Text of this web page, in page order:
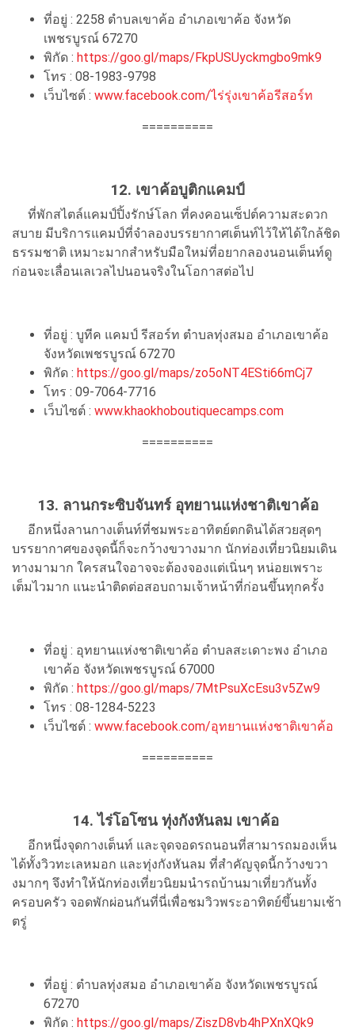
ที่อยู่ : 2258 ตำบลเขาค้อ อำเภอเขาค้อ จังหวัด
เพชรบูรณ์ 67270
พิกัด : https://goo.gl/maps/FkpUSUyckmgbo9mk9
โทร : 08-1983-9798
เว็บไซต์ : www.facebook.com/ไร่รุ่งเขาค้อรีสอร์ท
==========
12. เขาค้อบูติกแคมป์
ที่พักสไตล์แคมป์ปิ้งรักษ์โลก ที่คงคอนเซ็ปต์ความสะดวก
สบาย มีบริการแคมป์ที่จำลองบรรยากาศเต็นท์ไว้ให้ได้ใกล้ชิด
ธรรมชาติ เหมาะมากสำหรับมือใหม่ที่อยากลองนอนเต็นท์ดู
ก่อนจะเลื่อนเลเวลไปนอนจริงในโอกาสต่อไป
ที่อยู่ : บูทีค แคมป์ รีสอร์ท ตำบลทุ่งสมอ อำเภอเขาค้อ
จังหวัดเพชรบูรณ์ 67270
พิกัด : https://goo.gl/maps/zo5oNT4ESti66mCj7
โทร : 09-7064-7716
เว็บไซต์ : www.khaokhoboutiquecamps.com
==========
13. ลานกระซิบจันทร์ อุทยานแห่งชาติเขาค้อ
อีกหนึ่งลานกางเต็นท์ที่ชมพระอาทิตย์ตกดินได้สวยสุดๆ
บรรยากาศของจุดนี้ก็จะกว้างขวางมาก นักท่องเที่ยวนิยมเดิน
ทางมามาก ใครสนใจอาจจะต้องจองแต่เนิ่นๆ หน่อยเพราะ
เต็มไวมาก แนะนำติดต่อสอบถามเจ้าหน้าที่ก่อนขึ้นทุกครั้ง
ที่อยู่ : อุทยานแห่งชาติเขาค้อ ตำบลสะเดาะพง อำเภอ
เขาค้อ จังหวัดเพชรบูรณ์ 67000
พิกัด : https://goo.gl/maps/7MtPsuXcEsu3v5Zw9
โทร : 08-1284-5223
เว็บไซต์ : www.facebook.com/อุทยานแห่งชาติเขาค้อ
==========
14.ไร่โอโซน ทุ่งกังหันลม เขาค้อ
อีกหนึ่งจุดกางเต็นท์ และจุดจอดรถนอนที่สามารถมองเห็น
ได้ทั้งวิวทะเลหมอก และทุ่งกังหันลม ที่สำคัญจุดนี้กว้างขวา
งมากๆ จึงทำให้นักท่องเที่ยวนิยมนำรถบ้านมาเที่ยวกันทั้ง
ครอบครัว จอดพักผ่อนกันที่นี่เพื่อชมวิวพระอาทิตย์ขึ้นยามเช้า
ตรู่
ที่อยู่ : ตำบลทุ่งสมอ อำเภอเขาค้อ จังหวัดเพชรบูรณ์
67270
พิกัด : https://goo.gl/maps/ZiszD8vb4hPXnXQk9